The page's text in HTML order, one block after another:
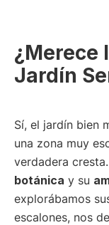
¿Merece
Jardín
Sí, el jardín bien
una zona muy
verdadera
botánica y su
explorábamos
escalones, nos